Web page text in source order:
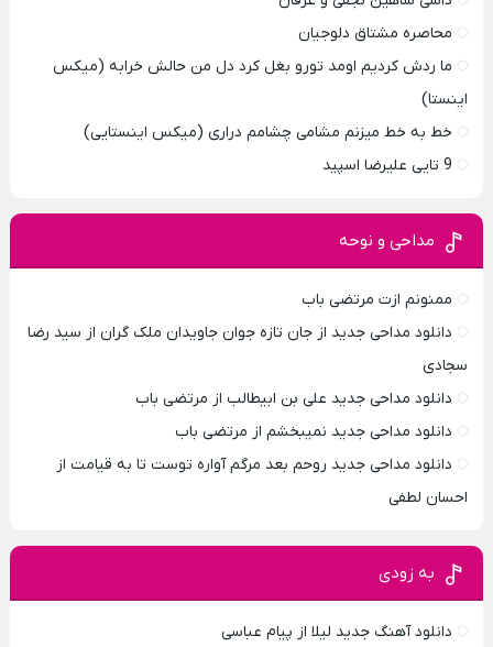
محاصره مشتاق دلوجیان
ما ردش کردیم اومد تورو بغل کرد دل من حالش خرابه (میکس
اینستا)
خط به خط میزنم مشامی چشامم دراری (میکس اینستایی)
9 تایی علیرضا اسپید
مداحی و نوحه
ممنونم ازت مرتضی باب
دانلود مداحی جدید از جان تازه جوان جاویدان ملک گران از سید رضا
سجادی
دانلود مداحی جدید علی بن ابیطالب از مرتضی باب
دانلود مداحی جدید نمیبخشم از مرتضی باب
دانلود مداحی جدید روحم بعد مرگم آواره توست تا به قیامت از
احسان لطفی
به زودی
دانلود آهنگ جدید لیلا از پیام عباسی